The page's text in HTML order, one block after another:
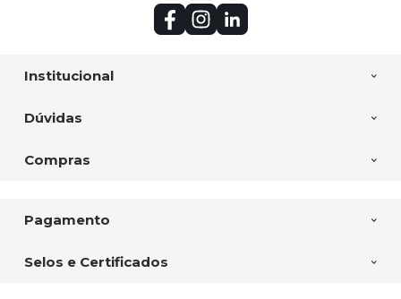
Institucional
Dúvidas
Compras
Pagamento
Selos e Certificados